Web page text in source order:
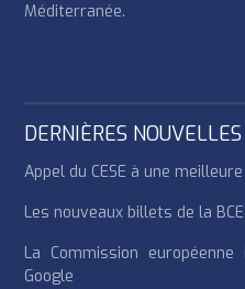
Méditerranée.
DERNIÈRES NOUVELLES
Appel du CESE à une
Les nouveaux billets de la
La Commission
Google